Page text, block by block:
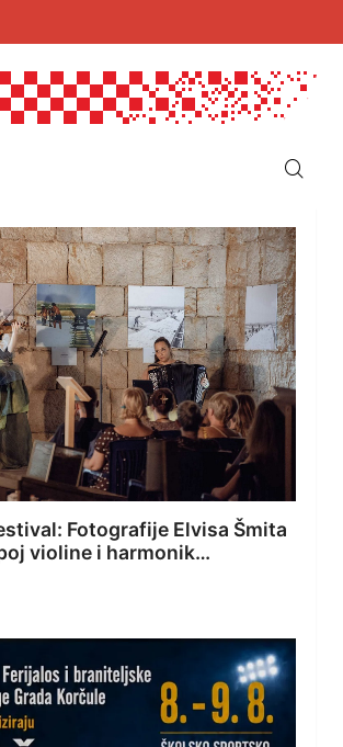
Fotografije Elvisa Šmita
violine i harmonik…